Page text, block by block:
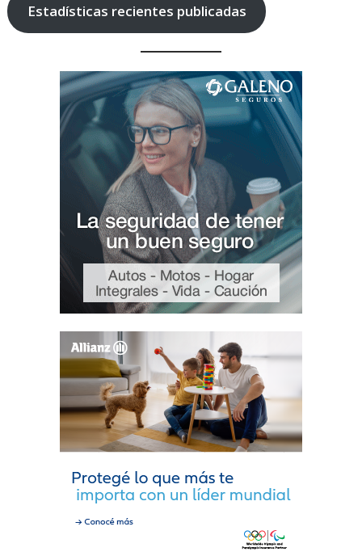
Estadísticas recientes publicadas